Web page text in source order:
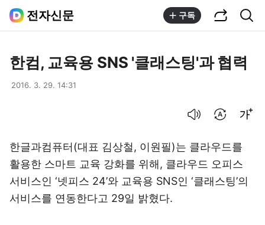
전자신문 구독
한컴, 교육용 SNS '클래스팅'과 협력
2016. 3. 29. 14:31
한글과컴퓨터(대표 김상철, 이원필)는 클라우드를
활용한 스마트 교육 강화를 위해, 클라우드 오피스
서비스인 ‘넷피스 24’와 교육용 SNS인 ‘클래스팅’의
서비스를 연동한다고 29일 밝혔다.